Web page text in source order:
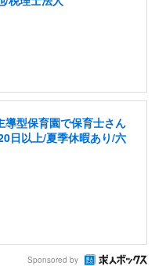
導型保育園で保育士さん
日以上/夏季休暇あり/六
Sponsored by